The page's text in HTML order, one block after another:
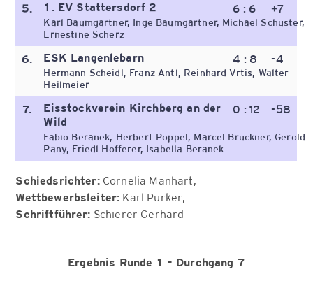
5. 1. EV Stattersdorf 2
Karl Baumgartner, Inge Baumgartner, Michael Schuster,
Ernestine Scherz
6 : 6 +7
6. ESK Langenlebarn
Hermann Scheidl, Franz Antl, Reinhard Vrtis, Walter
Heilmeier
4 : 8 -4
7.
Eisstockverein Kirchberg an der
Wild
Fabio Beranek, Herbert Pöppel, Marcel Bruckner, Gerold
Pany, Friedl Hofferer, Isabella Beranek
0 : 12 -58
Schiedsrichter: Cornelia Manhart
Wettbewerbsleiter: Karl Purker
Schriftführer: Schierer Gerhard
Ergebnis Runde 1 - Durchgang 7